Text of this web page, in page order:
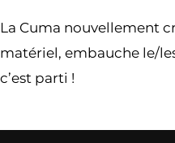
La Cuma nouvellement
matériel, embauche le/
c’est parti !